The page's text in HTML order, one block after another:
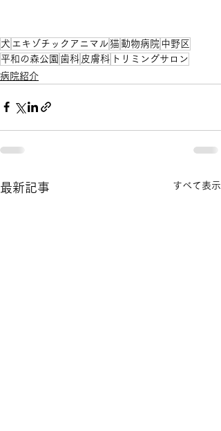
犬 エキゾチックアニマル 猫 動物病院 中野区
平和の森公園 歯科 皮膚科 トリミングサロン
病院紹介
最新記事 すべて表示